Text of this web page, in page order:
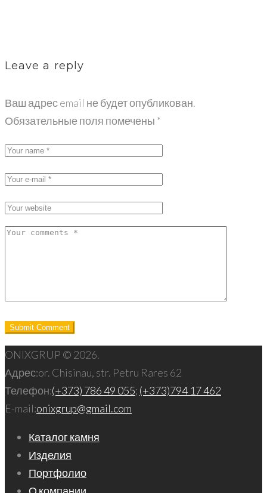
Leave a reply
Ваш адрес email не будет опубликован.
Обязательные поля помечены *
ONIXGRUP © 2026.
Адрес:or. Chisinau, str. Petru Rares 62
Телефон:(+373) 786 49 055; (+373)794 17 462
E-mail:onixgrup@gmail.com
Каталог камня
Изделия
Портфолио